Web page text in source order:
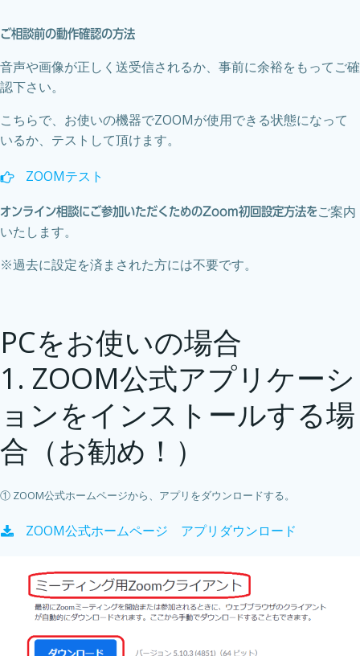
ご相談前の動作確認の方法
音声や画像が正しく送受信されるか、事前に余裕をもってご確
認下さい。
こちらで、お使いの機器でZOOMが使用できる状態になって
いるか、テストして頂けます。
ZOOMテスト
オンライン相談にご参加いただくためのZoom初回設定方法をご案内
いたします。
※過去に設定を済まされた方には不要です。
PCをお使いの場合
1. ZOOM公式アプリケーシ
ョンをインストールする場
合（お勧め！）
① ZOOM公式ホームページから、アプリをダウンロードする。
ZOOM公式ホームページ アプリダウンロード